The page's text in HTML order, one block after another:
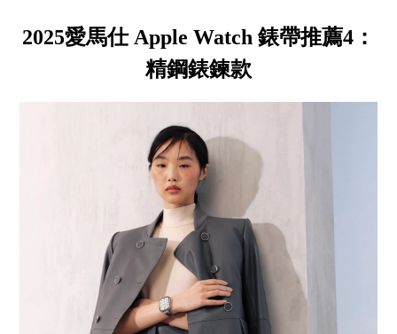
2025愛馬仕 Apple Watch 錶帶推薦4：
精鋼錶鍊款